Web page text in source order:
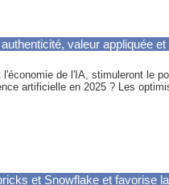
valeur appliquée
de l'IA, stimuleront le
artificielle en 2025 ? Les
et Snowflake et favorise